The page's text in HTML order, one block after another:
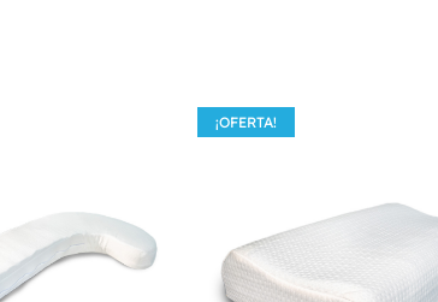
¡OFERTA!